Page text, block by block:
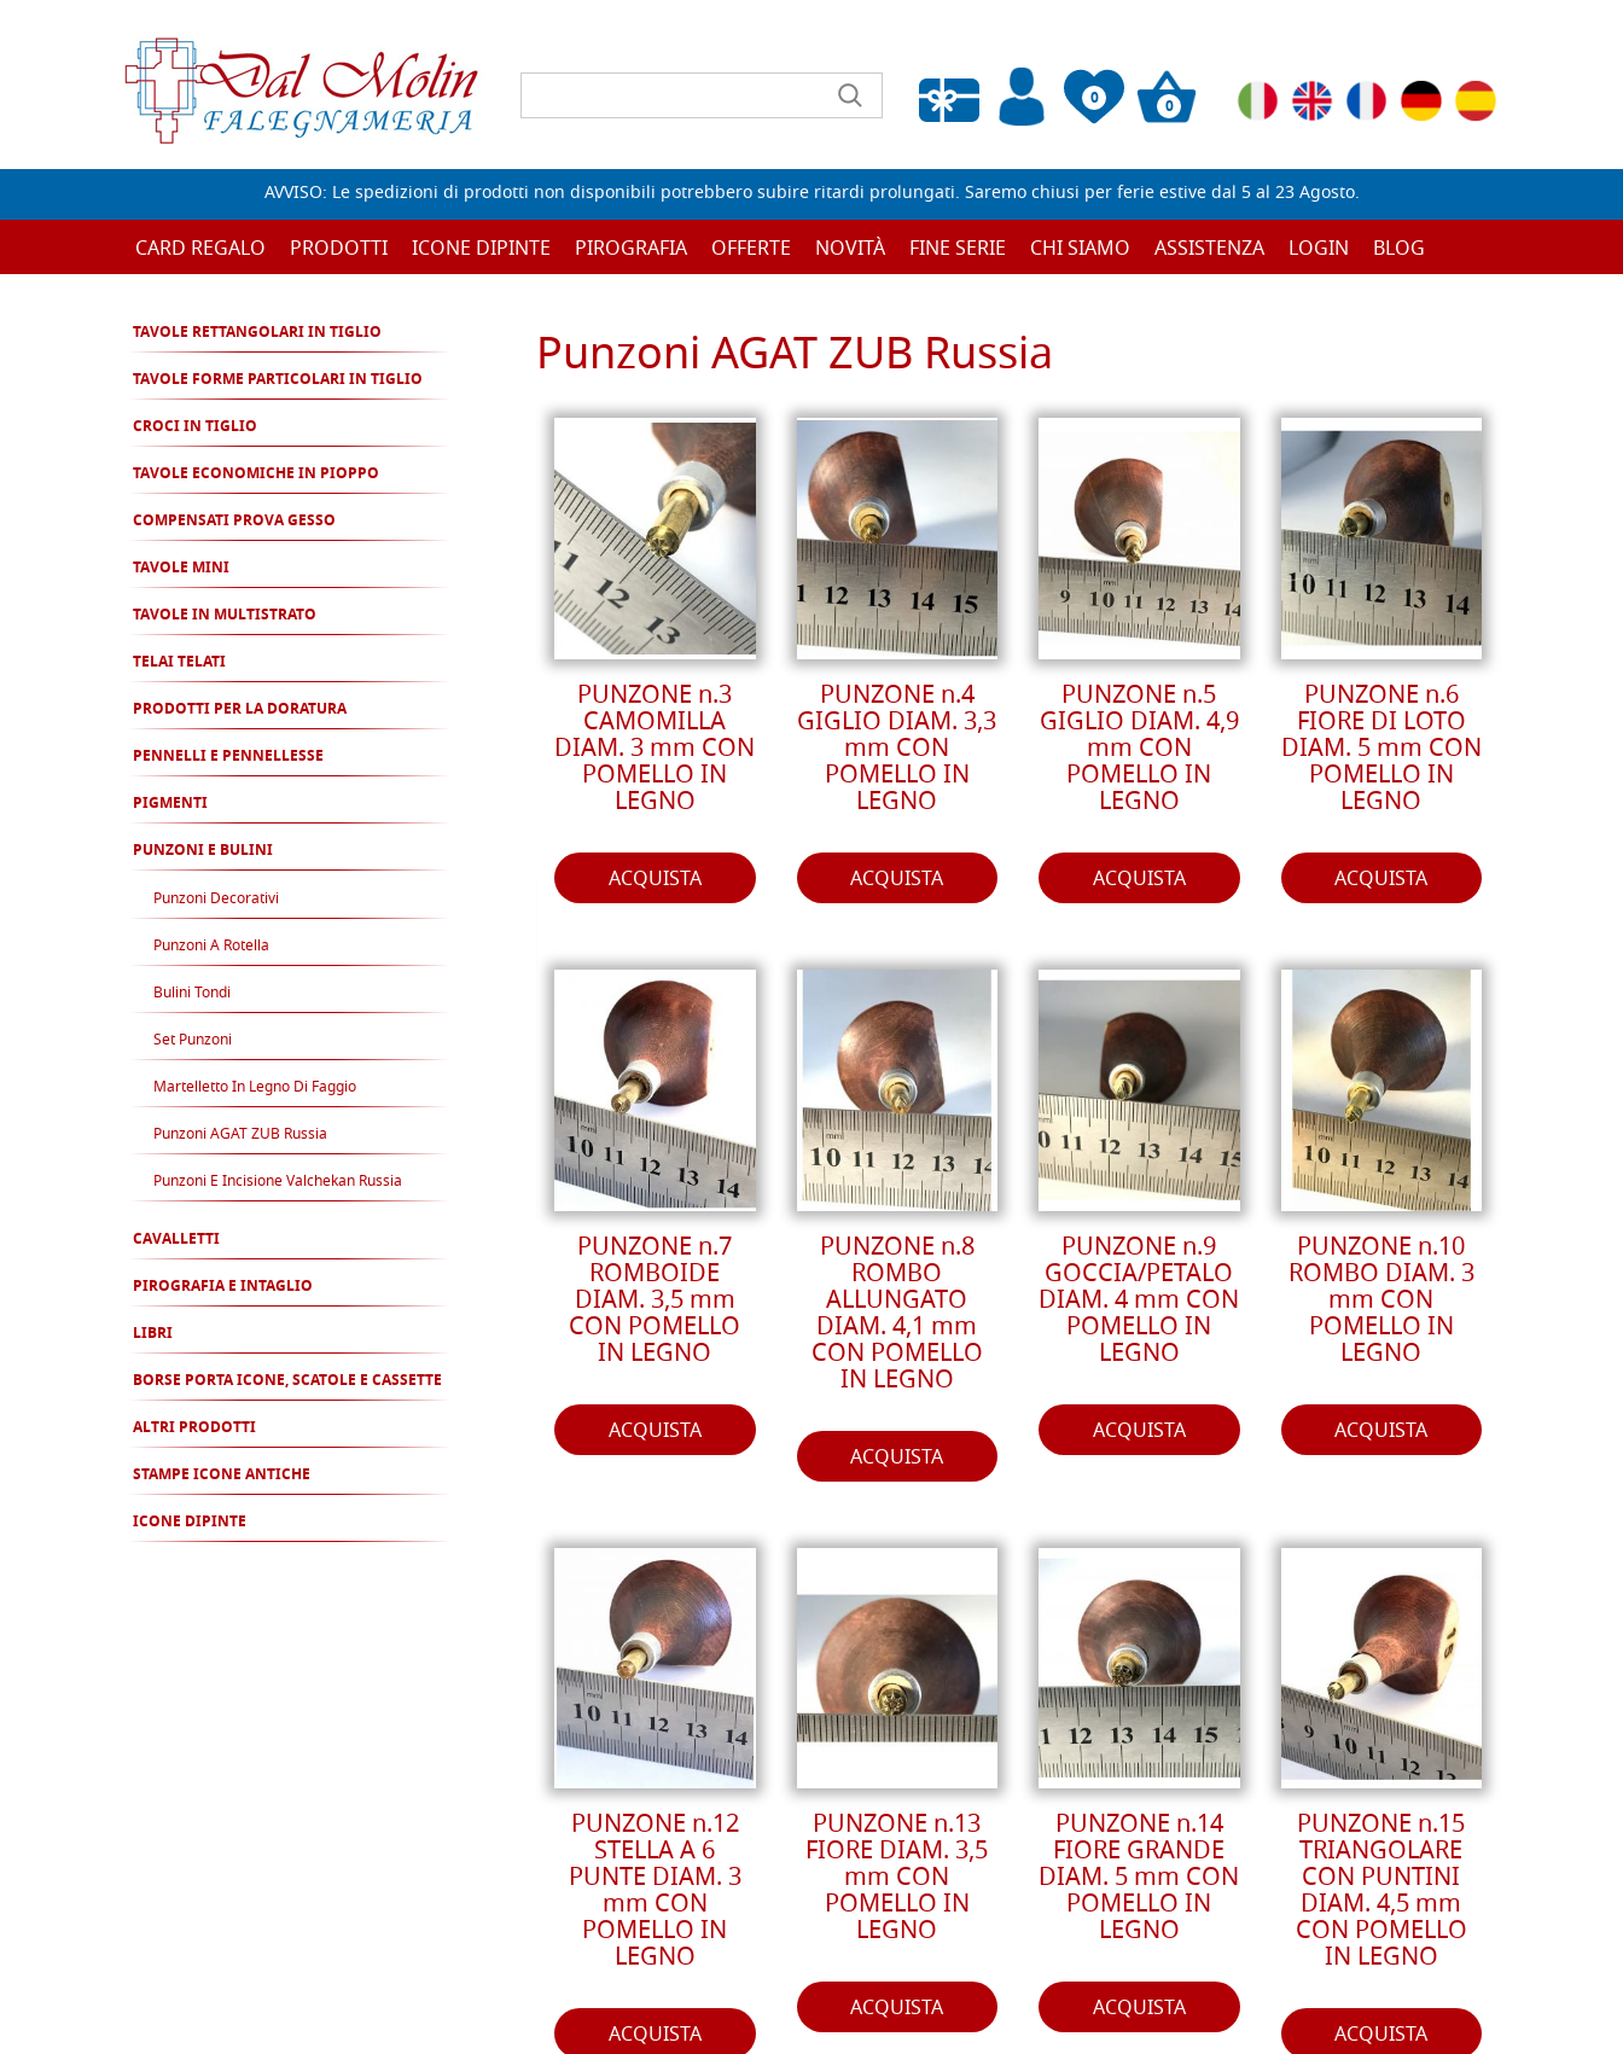
0
Wishlist vuota
0
AVVISO: Le spedizioni di prodotti non disponibili potrebbero subire ritardi prolungati. Saremo chiusi per ferie estive dal 5 al 23 Agosto.
CARD REGALO PRODOTTI ICONE DIPINTE PIROGRAFIA OFFERTE NOVITÀ FINE SERIE CHI SIAMO ASSISTENZA LOGIN BLOG
TAVOLE RETTANGOLARI IN TIGLIO
TAVOLE FORME PARTICOLARI IN TIGLIO
CROCI IN TIGLIO
TAVOLE ECONOMICHE IN PIOPPO
COMPENSATI PROVA GESSO
TAVOLE MINI
TAVOLE IN MULTISTRATO
TELAI TELATI
PRODOTTI PER LA DORATURA
PENNELLI E PENNELLESSE
PIGMENTI
PUNZONI E BULINI
Punzoni Decorativi
Punzoni A Rotella
Bulini Tondi
Set Punzoni
Martelletto In Legno Di Faggio
Punzoni AGAT ZUB Russia
Punzoni E Incisione Valchekan Russia
CAVALLETTI
PIROGRAFIA E INTAGLIO
LIBRI
BORSE PORTA ICONE, SCATOLE E CASSETTE
ALTRI PRODOTTI
STAMPE ICONE ANTICHE
ICONE DIPINTE
Punzoni AGAT ZUB Russia
PUNZONE n.3
CAMOMILLA
DIAM. 3 mm CON
POMELLO IN
LEGNO
ACQUISTA
PUNZONE n.4
GIGLIO DIAM. 3,3
mm CON
POMELLO IN
LEGNO
ACQUISTA
PUNZONE n.5
GIGLIO DIAM. 4,9
mm CON
POMELLO IN
LEGNO
ACQUISTA
PUNZONE n.6
FIORE DI LOTO
DIAM. 5 mm CON
POMELLO IN
LEGNO
ACQUISTA
PUNZONE n.7
ROMBOIDE
DIAM. 3,5 mm
CON POMELLO
IN LEGNO
ACQUISTA
PUNZONE n.8
ROMBO
ALLUNGATO
DIAM. 4,1 mm
CON POMELLO
IN LEGNO
ACQUISTA
PUNZONE n.9
GOCCIA/PETALO
DIAM. 4 mm CON
POMELLO IN
LEGNO
ACQUISTA
PUNZONE n.10
ROMBO DIAM. 3
mm CON
POMELLO IN
LEGNO
ACQUISTA
PUNZONE n.12
STELLA A 6
PUNTE DIAM. 3
mm CON
POMELLO IN
LEGNO
ACQUISTA
PUNZONE n.13
FIORE DIAM. 3,5
mm CON
POMELLO IN
LEGNO
ACQUISTA
PUNZONE n.14
FIORE GRANDE
DIAM. 5 mm CON
POMELLO IN
LEGNO
ACQUISTA
PUNZONE n.15
TRIANGOLARE
CON PUNTINI
DIAM. 4,5 mm
CON POMELLO
IN LEGNO
ACQUISTA